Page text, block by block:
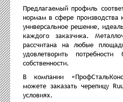
Предлагаемый профиль
нормам в сфере производства
универсальное решение,
каждого заказчика.
рассчитана на любые
удовлетворить потребности
собственности.
В компании
можете заказать черепицу
условиях.